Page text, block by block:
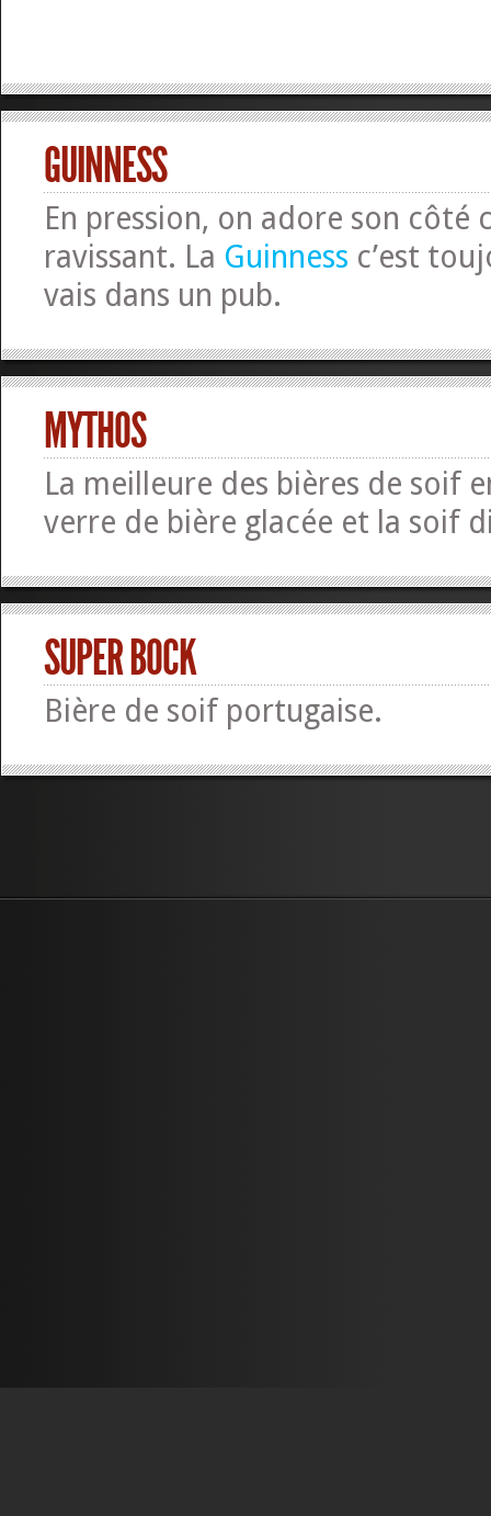
GUINNESS
En pression, on adore son
ravissant. La Guinness c’est
vais dans un pub.
MYTHOS
La meilleure des bières de soif
verre de bière glacée et la soif
SUPER BOCK
Bière de soif portugaise.